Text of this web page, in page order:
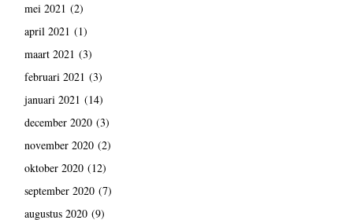
mei 2021 (2)
april 2021 (1)
maart 2021 (3)
februari 2021 (3)
januari 2021 (14)
december 2020(3)
november 2020(2)
oktober 2020(12)
september 2020(7)
augustus 2020(9)